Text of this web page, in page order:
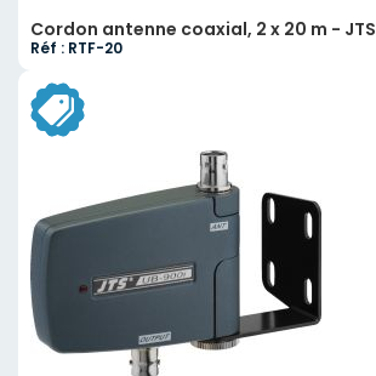
Cordon antenne coaxial, 2 x 20 m - JTS
Réf : RTF-20